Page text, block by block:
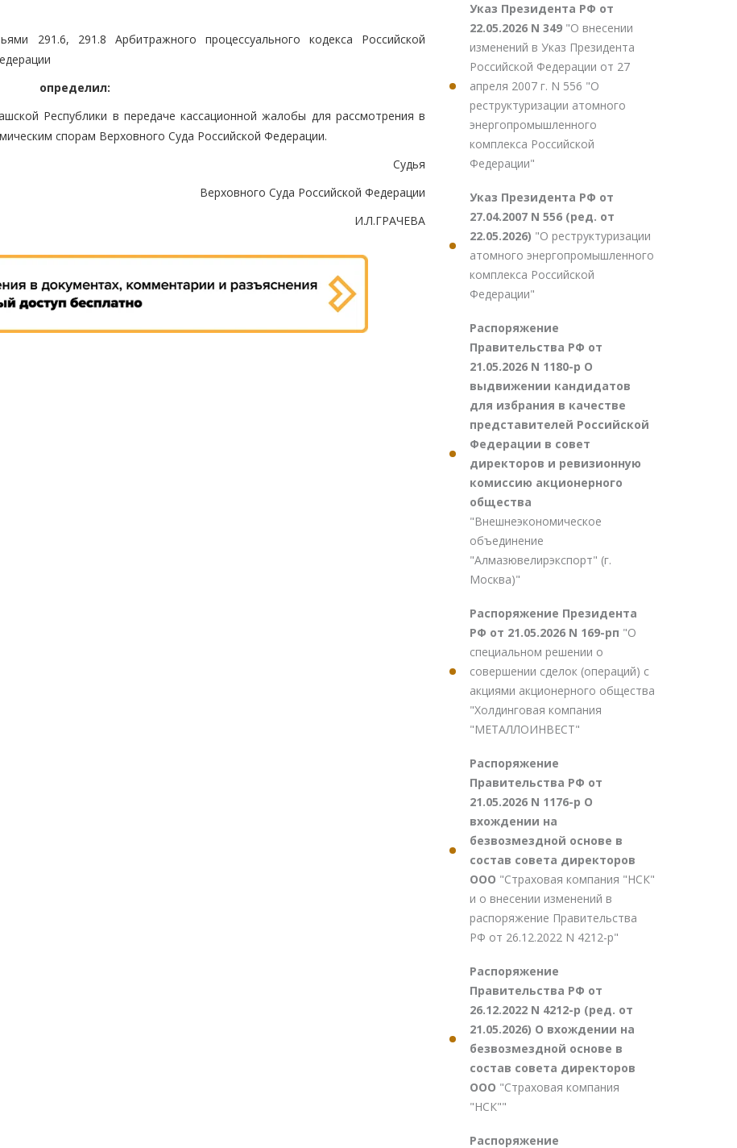
291.6, 291.8 Арбитражного процессуального кодекса Российской
определил:
Республики в передаче кассационной жалобы для рассмотрения в
спорам Верховного Суда Российской Федерации.
Судья
Верховного Суда Российской Федерации
И.Л.ГРАЧЕВА
Указ Президента РФ от
22.05.2026 N 349 "О внесении
изменений в Указ Президента
Российской Федерации от 27
апреля 2007 г. N 556 "О
реструктуризации атомного
энергопромышленного
комплекса Российской
Федерации"
Указ Президента РФ от
27.04.2007 N 556 (ред. от
22.05.2026) "О реструктуризации
атомного энергопромышленного
комплекса Российской
Федерации"
Распоряжение
Правительства РФ от
21.05.2026 N 1180-р О
выдвижении кандидатов
для избрания в качестве
представителей Российской
Федерации в совет
директоров и ревизионную
комиссию акционерного
общества
"Внешнеэкономическое
объединение
"Алмазювелирэкспорт" (г.
Москва)"
Распоряжение Президента
РФ от 21.05.2026 N 169-рп "О
специальном решении о
совершении сделок (операций) с
акциями акционерного общества
"Холдинговая компания
"МЕТАЛЛОИНВЕСТ"
Распоряжение
Правительства РФ от
21.05.2026 N 1176-р О
вхождении на
безвозмездной основе в
состав совета директоров
ООО "Страховая компания "НСК"
и о внесении изменений в
распоряжение Правительства
РФ от 26.12.2022 N 4212-р"
Распоряжение
Правительства РФ от
26.12.2022 N 4212-р (ред. от
21.05.2026) О вхождении на
безвозмездной основе в
состав совета директоров
ООО "Страховая компания
"НСК""
Распоряжение